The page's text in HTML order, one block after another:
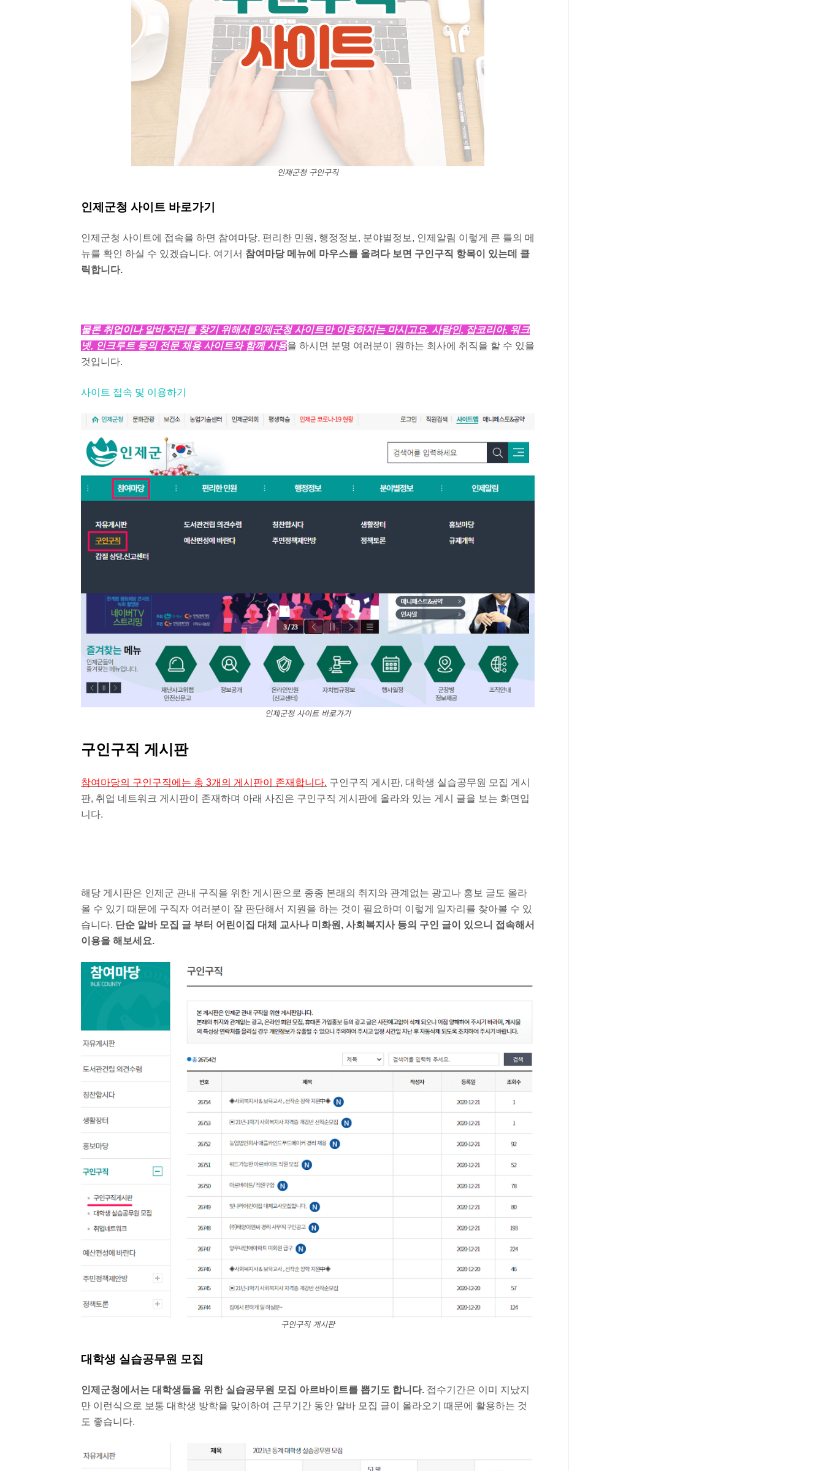
인제군청 구인구직
인제군청 사이트 바로가기
인제군청 사이트에 접속을 하면 참여마당, 편리한 민원, 행정정보, 분야별정보, 인제알림 이렇게 큰 틀의 메
뉴를 확인 하실 수 있겠습니다. 여기서 참여마당 메뉴에 마우스를 올려다 보면 구인구직 항목이 있는데 클
릭합니다.
물론 취업이나 알바 자리를 찾기 위해서 인제군청 사이트만 이용하지는 마시고요. 사람인, 잡코리아, 워크
넷, 인크루트 등의 전문 채용 사이트와 함께 사용을 하시면 분명 여러분이 원하는 회사에 취직을 할 수 있을
것입니다.
사이트 접속 및 이용하기
인제군청 사이트 바로가기
구인구직 게시판
참여마당의 구인구직에는 총 3개의 게시판이 존재합니다. 구인구직 게시판, 대학생 실습공무원 모집 게시
판, 취업 네트워크 게시판이 존재하며 아래 사진은 구인구직 게시판에 올라와 있는 게시 글을 보는 화면입
니다.
해당 게시판은 인제군 관내 구직을 위한 게시판으로 종종 본래의 취지와 관계없는 광고나 홍보 글도 올라
올 수 있기 때문에 구직자 여러분이 잘 판단해서 지원을 하는 것이 필요하며 이렇게 일자리를 찾아볼 수 있
습니다. 단순 알바 모집 글 부터 어린이집 대체 교사나 미화원, 사회복지사 등의 구인 글이 있으니 접속해서
이용을 해보세요.
구인구직 게시판
대학생 실습공무원 모집
인제군청에서는 대학생들을 위한 실습공무원 모집 아르바이트를 뽑기도 합니다. 접수기간은 이미 지났지
만 이런식으로 보통 대학생 방학을 맞이하여 근무기간 동안 알바 모집 글이 올라오기 때문에 활용하는 것
도 좋습니다.